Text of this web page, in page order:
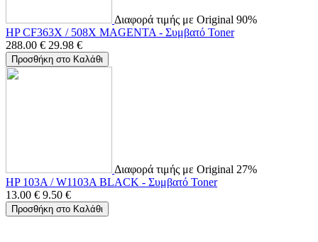
Διαφορά τιμής με Original 90%
HP CF363X / 508X MAGENTA - Συμβατό Toner
288.00 € 29.98 €
Προσθήκη στο Καλάθι
Διαφορά τιμής με Original 27%
HP 103A / W1103A BLACK - Συμβατό Toner
13.00 € 9.50 €
Προσθήκη στο Καλάθι